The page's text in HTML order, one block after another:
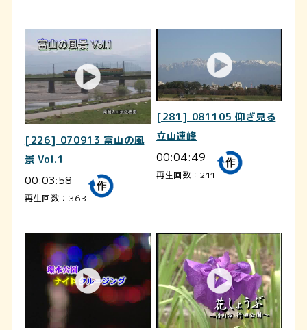
[226] 070913 富山の風
景 Vol.1
00:03:58
再生回数：363
[281] 081105 仰ぎ見る
立山連峰
00:04:49
再生回数：211